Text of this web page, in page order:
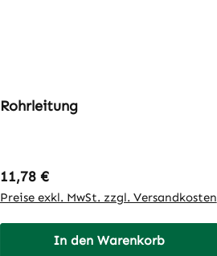
Rohrleitung
Regulärer Preis:
11,78 €
Preise exkl. MwSt. zzgl. Versandkosten
In den Warenkorb